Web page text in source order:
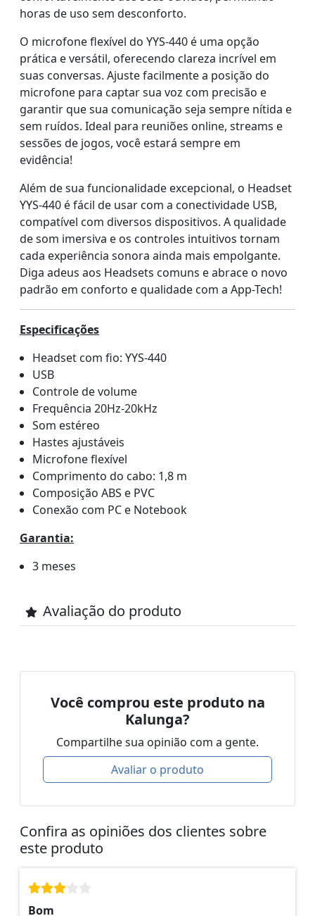
horas de uso sem desconforto.
O microfone flexível do YYS-440 é uma opção
prática e versátil, oferecendo clareza incrível em
suas conversas. Ajuste facilmente a posição do
microfone para captar sua voz com precisão e
garantir que sua comunicação seja sempre nítida e
sem ruídos. Ideal para reuniões online, streams e
sessões de jogos, você estará sempre em
evidência!
Além de sua funcionalidade excepcional, o Headset
YYS-440 é fácil de usar com a conectividade USB,
compatível com diversos dispositivos. A qualidade
de som imersiva e os controles intuitivos tornam
cada experiência sonora ainda mais empolgante.
Diga adeus aos Headsets comuns e abrace o novo
padrão em conforto e qualidade com a App-Tech!
Especificações
Headset com fio: YYS-440
USB
Controle de volume
Frequência 20Hz-20kHz
Som estéreo
Hastes ajustáveis
Microfone flexível
Comprimento do cabo: 1,8 m
Composição ABS e PVC
Conexão com PC e Notebook
Garantia:
3 meses
Avaliação do produto
Você comprou este produto na
Kalunga?
Compartilhe sua opinião com a gente.
Avaliar o produto
Confira as opiniões dos clientes sobre
este produto
Bom